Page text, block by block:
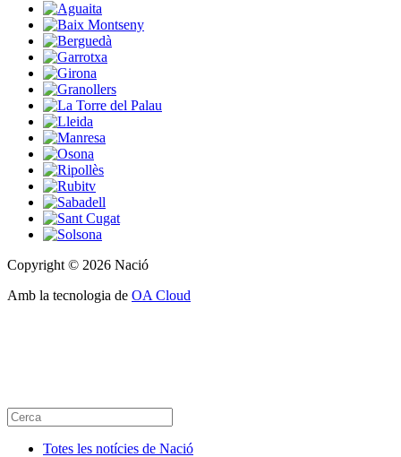
Copyright © 2026 Nació
Amb la tecnologia de OA Cloud
Totes les notícies de Nació